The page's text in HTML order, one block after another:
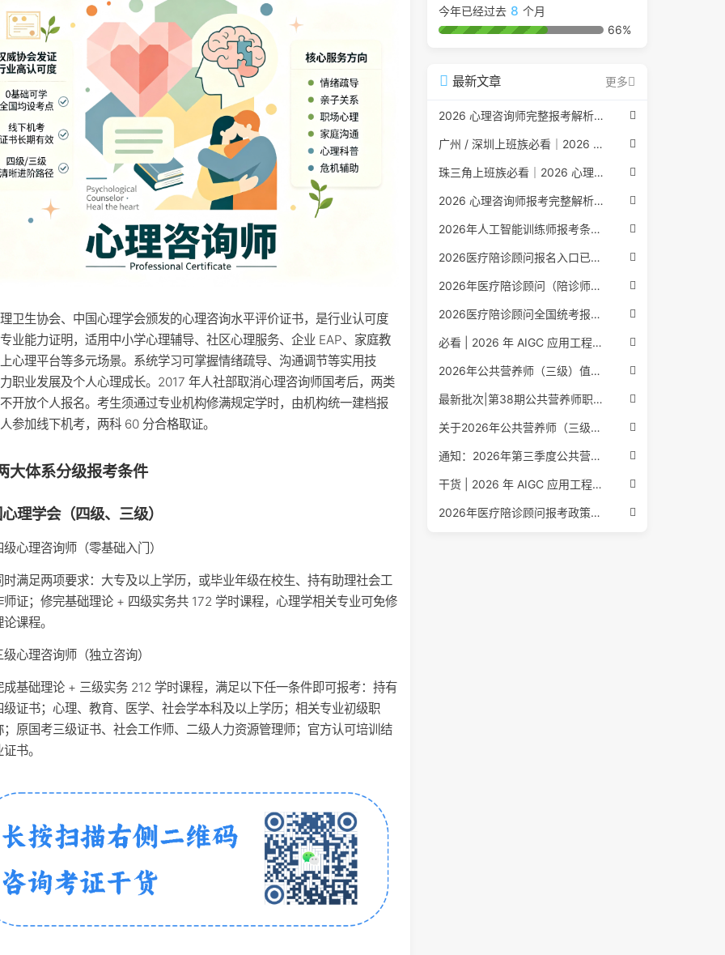
卫生协会、中国心理学会颁发的心理咨询水平评价证书，是行业认可度
业能力证明，适用中小学心理辅导、社区心理服务、企业 EAP、家庭教
心理平台等多元场景。系统学习可掌握情绪疏导、沟通调节等实用技
职业发展及个人心理成长。2017 年人社部取消心理咨询师国考后，两类
开放个人报名。考生须通过专业机构修满规定学时，由机构统一建档报
参加线下机考，两科 60 分合格取证。
大体系分级报考条件
理学会（四级、三级）
级心理咨询师（零基础入门）
时满足两项要求：大专及以上学历，或毕业年级在校生、持有助理社会工
师证；修完基础理论 + 四级实务共 172 学时课程，心理学相关专业可免修
课程。
级心理咨询师（独立咨询）
成基础理论 + 三级实务 212 学时课程，满足以下任一条件即可报考：持有
级证书；心理、教育、医学、社会学本科及以上学历；相关专业初级职
；原国考三级证书、社会工作师、二级人力资源管理师；官方认可培训结
书。
今年已经过去 8 个月
66%
最新文章 更多
2026 心理咨询师完整报考解析（2017 国考取消后现行权威体系 + 避坑全指南）
广州 / 深圳上班族必看｜2026 心理咨询师考证指南，转行副业、情绪疏导双收益
珠三角上班族必看｜2026 心理咨询师考证指南，转行副业、情绪疏导双收益
2026 心理咨询师报考完整解析｜2017 国考取消后正规报考标准、流程避坑指南
2026年人工智能训练师报考条件与流程：2026年最新官方要求全面解读
2026医疗陪诊顾问报名入口已公布，全国报考条件流程政策全解析
2026年医疗陪诊顾问（陪诊师）招生启动，全国报考指南附报名官网
2026医疗陪诊顾问全国统考报名中，报考条件流程全攻略附报名入口
必看 | 2026 年 AIGC 应用工程师报考核心要点：报名费用、官网可查、行业认可度、补考规则全盘点
2026年公共营养师（三级）值得考吗？报名入口+条件+证书用途
最新批次|第38期公共营养师职业能力评价证书报名培训通知
关于2026年公共营养师（三级、四级）全国统一认定报名的服务通知
通知：2026年第三季度公共营养师四级培训报名安排正式发布
干货 | 2026 年 AIGC 应用工程师报考指南：报名流程、学历要求、培训课程、就业方向全梳理
2026年医疗陪诊顾问报考政策更新，全国报名入口与报考指南全同步